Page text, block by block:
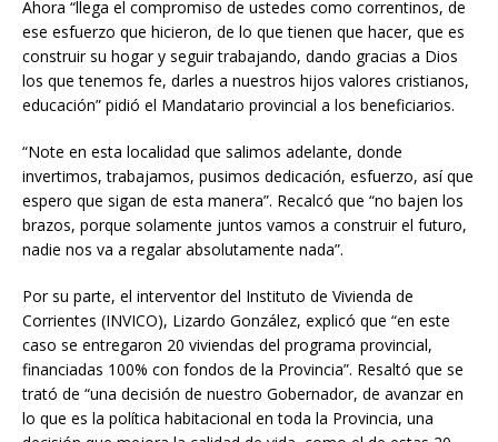
Ahora “llega el compromiso de ustedes como correntinos, de
ese esfuerzo que hicieron, de lo que tienen que hacer, que es
construir su hogar y seguir trabajando, dando gracias a Dios
los que tenemos fe, darles a nuestros hijos valores cristianos,
educación” pidió el Mandatario provincial a los beneficiarios.
“Note en esta localidad que salimos adelante, donde
invertimos, trabajamos, pusimos dedicación, esfuerzo, así que
espero que sigan de esta manera”. Recalcó que “no bajen los
brazos, porque solamente juntos vamos a construir el futuro,
nadie nos va a regalar absolutamente nada”.
Por su parte, el interventor del Instituto de Vivienda de
Corrientes (INVICO), Lizardo González, explicó que “en este
caso se entregaron 20 viviendas del programa provincial,
financiadas 100% con fondos de la Provincia”. Resaltó que se
trató de “una decisión de nuestro Gobernador, de avanzar en
lo que es la política habitacional en toda la Provincia, una